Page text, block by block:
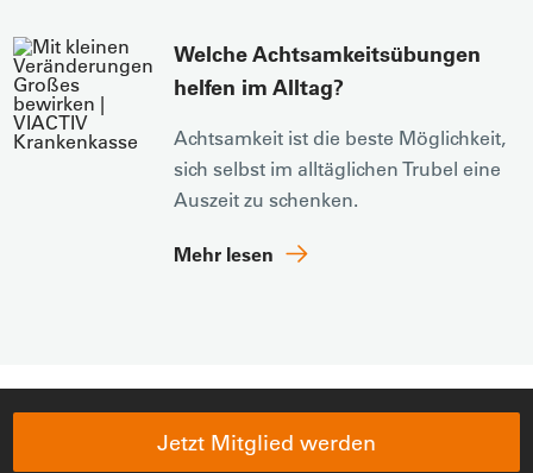
Welche Achtsamkeitsübungen
helfen im Alltag?
Achtsamkeit ist die beste Möglichkeit,
sich selbst im alltäglichen Trubel eine
Auszeit zu schenken.
Mehr lesen
Jetzt Mitglied werden